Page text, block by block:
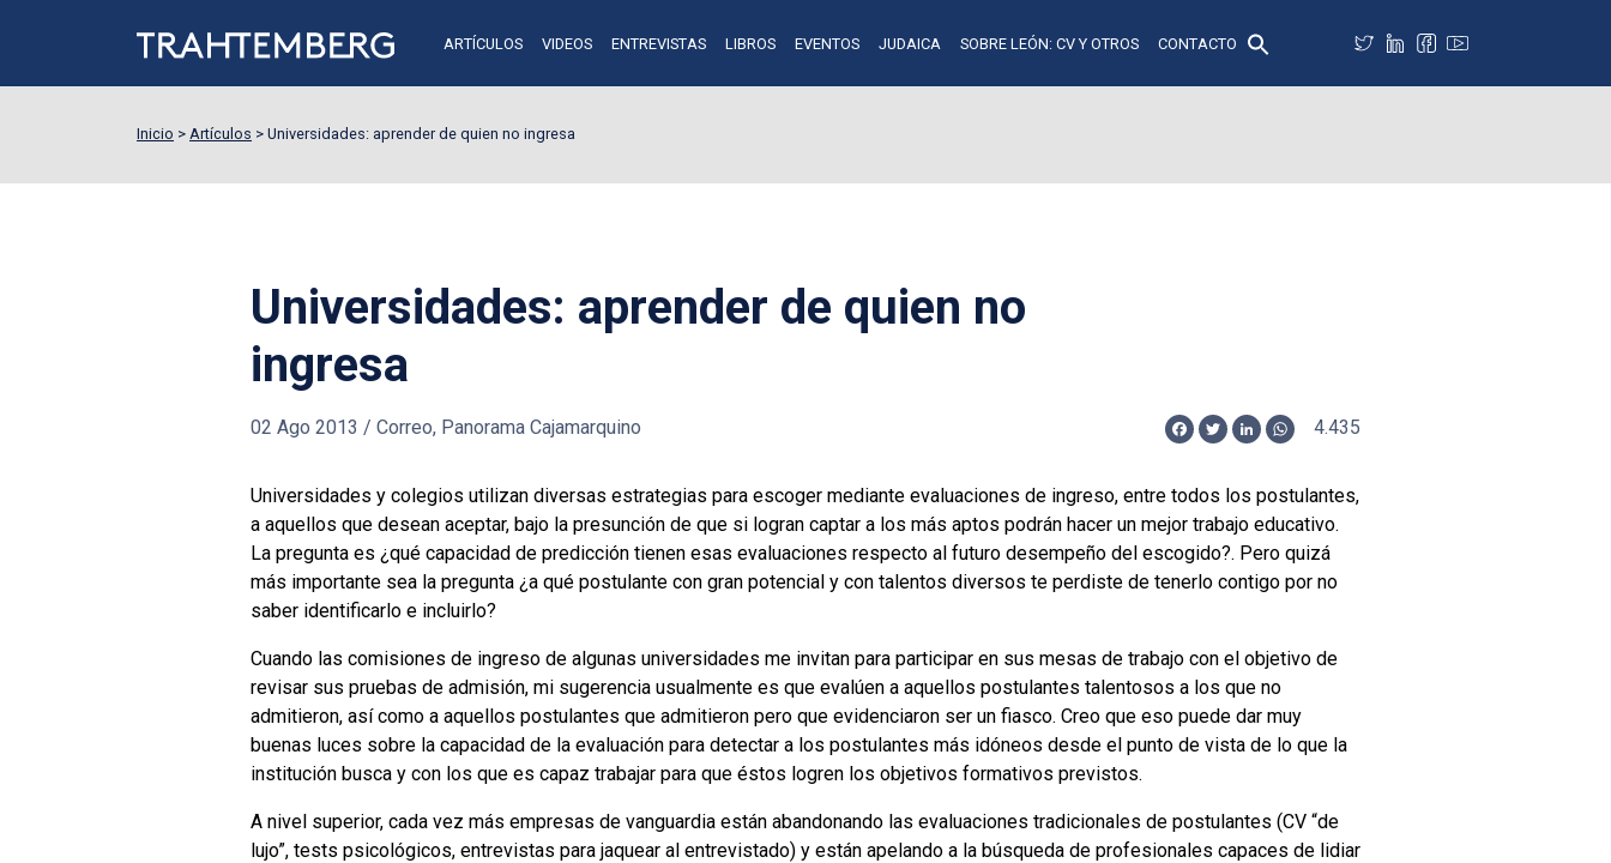
ARTÍCULOS VIDEOS ENTREVISTAS LIBROS EVENTOS JUDAICA SOBRE LEÓN: CV Y OTROS CONTACTO
Inicio > Artículos > Universidades: aprender de quien no ingresa
Universidades: aprender de quien no
ingresa
02 Ago 2013 / Correo, Panorama Cajamarquino
Facebook
TwitterLinkedInWhatsApp
4.435
Universidades y colegios utilizan diversas estrategias para escoger mediante evaluaciones de ingreso, entre todos los postulantes,
a aquellos que desean aceptar, bajo la presunción de que si logran captar a los más aptos podrán hacer un mejor trabajo educativo.
La pregunta es ¿qué capacidad de predicción tienen esas evaluaciones respecto al futuro desempeño del escogido?. Pero quizá
más importante sea la pregunta ¿a qué postulante con gran potencial y con talentos diversos te perdiste de tenerlo contigo por no
saber identificarlo e incluirlo?
Cuando las comisiones de ingreso de algunas universidades me invitan para participar en sus mesas de trabajo con el objetivo de
revisar sus pruebas de admisión, mi sugerencia usualmente es que evalúen a aquellos postulantes talentosos a los que no
admitieron, así como a aquellos postulantes que admitieron pero que evidenciaron ser un fiasco. Creo que eso puede dar muy
buenas luces sobre la capacidad de la evaluación para detectar a los postulantes más idóneos desde el punto de vista de lo que la
institución busca y con los que es capaz trabajar para que éstos logren los objetivos formativos previstos.
A nivel superior, cada vez más empresas de vanguardia están abandonando las evaluaciones tradicionales de postulantes (CV “de
lujo”, tests psicológicos, entrevistas para jaquear al entrevistado) y están apelando a la búsqueda de profesionales capaces de lidiar